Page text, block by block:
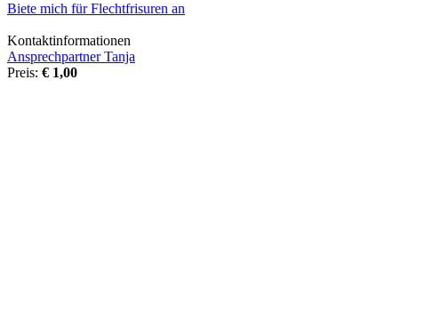
Biete mich für Flechtfrisuren an
Kontaktinformationen
Ansprechpartner Tanja
Preis: € 1,00